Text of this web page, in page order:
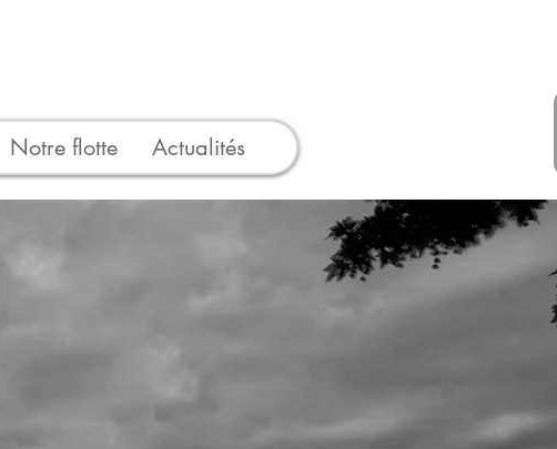
Notre flotte Actualités